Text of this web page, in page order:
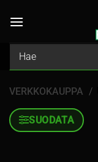
VERKKOKAUPPA /
SUODATA